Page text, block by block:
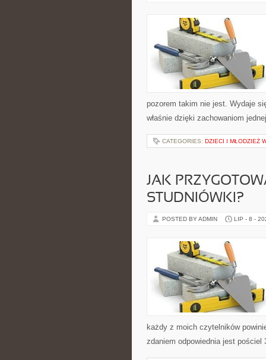
pozorem takim nie jest. Wydaje
właśnie dzięki zachowaniom
CATEGORIES: DZIECI I MŁODZIEŻ
JAK
STUDNIÓWKI?
POSTED BY ADMIN LIP - 8 -
każdy z moich czytelników
zdaniem odpowiednia jest